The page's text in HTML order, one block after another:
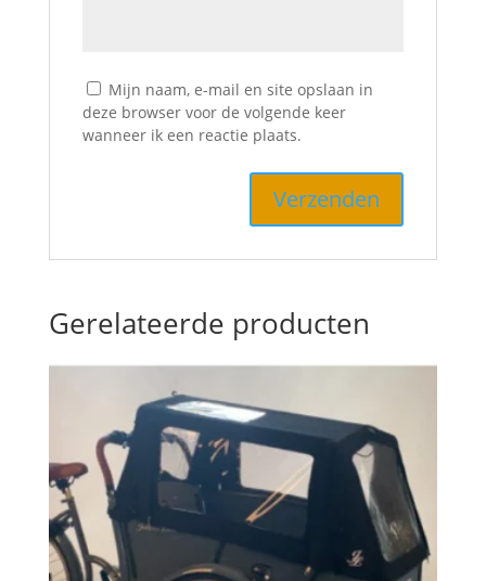
Mijn naam, e-mail en site opslaan in
deze browser voor de volgende keer
wanneer ik een reactie plaats.
Gerelateerde producten